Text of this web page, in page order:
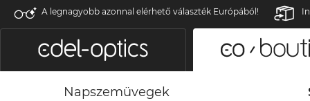
A legnagyobb azonnal elérhető választék Európából!
Napszemüvegek